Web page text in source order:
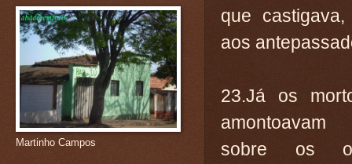
que
aos
23.Já os
sobre os
Martinho Campos